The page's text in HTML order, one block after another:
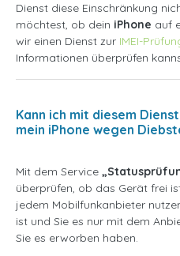
Dienst diese Einschränkung
möchtest, ob dein iPhone auf
wir einen Dienst zur IMEI-
Informationen überprüfen
Kann ich mit diesem
mein iPhone wegen
Mit dem Service
überprüfen, ob das Gerät frei
jedem Mobilfunkanbieter
ist und Sie es nur mit dem
Sie es erworben haben.